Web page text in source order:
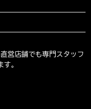
営店舗でも専門スタッフ
。